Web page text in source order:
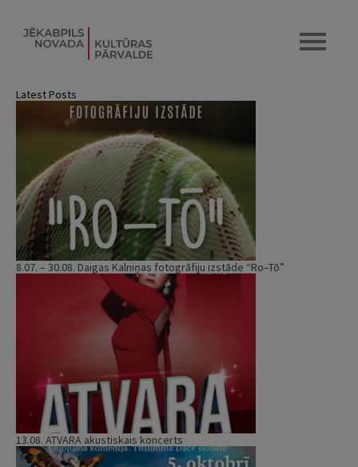
Latest Posts
8.07. – 30.08. Daigas Kalniņas fotogrāfiju izstāde “Ro–Tō”
13.08. ATVARA akustiskais koncerts